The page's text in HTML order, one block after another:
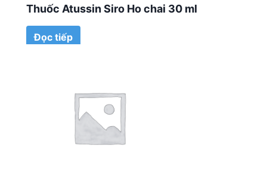
Thuốc Atussin Siro Ho chai 30 ml
Đọc tiếp